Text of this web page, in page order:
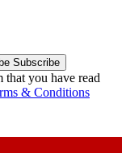
Subscribe
you have read
& Conditions